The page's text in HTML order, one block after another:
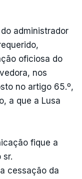
administrador
oficiosa do
nos
no artigo 65.º,
a que a Lusa
fique a
sr.
cessação da